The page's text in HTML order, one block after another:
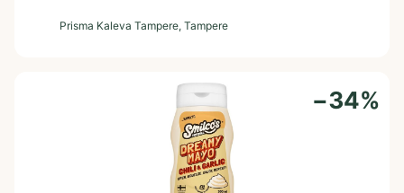
Prisma Kaleva Tampere, Tampere
−34%